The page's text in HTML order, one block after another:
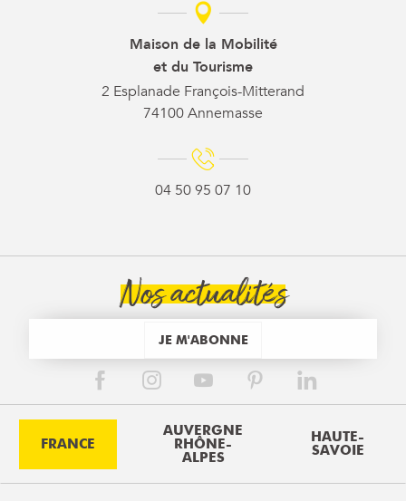
Maison de la Mobilité
et du Tourisme
2 Esplanade François-Mitterand
74100 Annemasse
04 50 95 07 10
Nos actualités
JE M'ABONNE
FRANCE
AUVERGNE
RHÔNE-
ALPES
HAUTE-
SAVOIE